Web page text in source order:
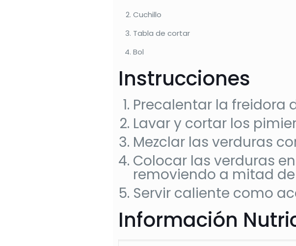
Cuchillo
Tabla de cortar
Bol
Instrucciones
Precalentar la freidora
Lavar y cortar los
Mezclar las verduras
Colocar las verduras
removiendo a mitad
Servir caliente como
Información